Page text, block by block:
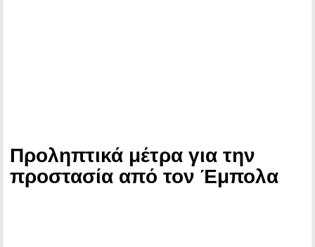
Προληπτικά μέτρα για την
προστασία από τον Έμπολα